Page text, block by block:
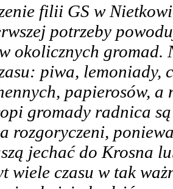
filii GS w
potrzeby
okolicznych
piwa, lemoniady,
papierosów, a
gromady radnica
rozgoryczeni,
jechać do Krosna
wiele czasu w tak